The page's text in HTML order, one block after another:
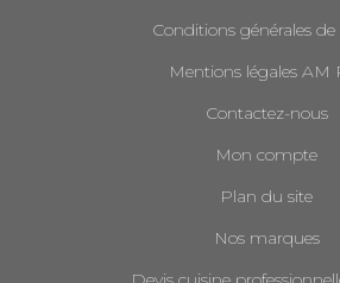
Conditions générales de
Mentions légales AM
Contactez-nous
Mon compte
Plan du site
Nos marques